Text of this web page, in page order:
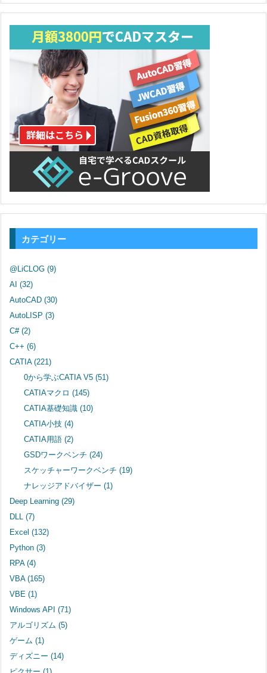
カテゴリー
@LiCLOG (9)
AI (32)
AutoCAD (30)
AutoLISP (3)
C# (2)
C++ (6)
CATIA (221)
0から学ぶCATIA V5(51)
CATIAマクロ(145)
CATIA基礎知識(10)
CATIA小技(4)
CATIA用語(2)
GSDワークベンチ(24)
スケッチャーワークベンチ(19)
ナレッジアドバイザー(1)
Deep Learning (29)
DLL (7)
Excel (132)
Python (3)
RPA (4)
VBA (165)
VBE (1)
Windows API (71)
アルゴリズム (5)
ゲーム (1)
ディズニー (14)